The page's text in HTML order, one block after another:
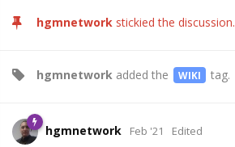
hgmnetwork stickied the discussion.
hgmnetwork added the WIKI tag.
hgmnetwork Feb '21 Edited